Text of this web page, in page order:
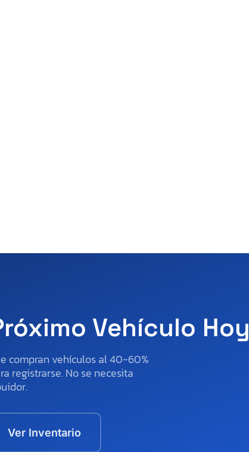
Vehículo Hoy
compran vehículos al 40-60%
registrarse. No se necesita
Ver Inventario